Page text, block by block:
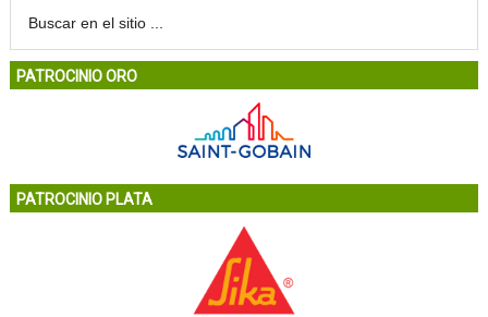
PATROCINIO ORO
PATROCINIO PLATA